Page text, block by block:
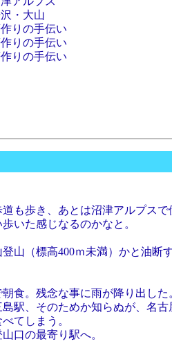
・大山
りの手伝い
りの手伝い
りの手伝い
も歩き、あとは沼津アルプスで
いた感じなるのかなと。
山（標高400ｍ未満）かと油断
食。残念な事に雨が降り出した
駅、そのためか知らぬが、名
てしまう。
口の最寄り駅へ。